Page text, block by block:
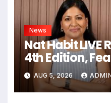
News
Nat Habit LIVE
4th Edition,
Sanghi In An
Inside Fresh
AUG 5, 2026